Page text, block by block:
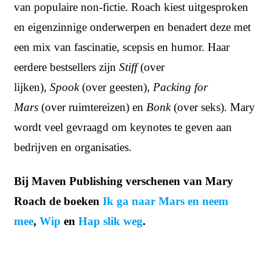
van populaire non-fictie. Roach kiest uitgesproken
en eigenzinnige onderwerpen en benadert deze met
een mix van fascinatie, scepsis en humor. Haar
eerdere bestsellers zijn Stiff(over
lijken), Spook(over geesten), Packing for
Mars (over ruimtereizen) en Bonk(over seks). Mary
wordt veel gevraagd om keynotes te geven aan
bedrijven en organisaties.
Bij Maven Publishing verschenen van Mary
Roach de boeken Ik ga naar Mars en neem
mee, Wip en Hap slik weg.